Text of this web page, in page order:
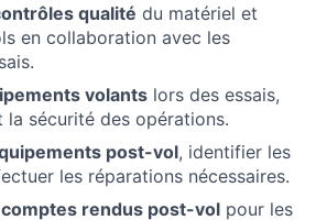
qualité du matériel et
en collaboration avec les
volants lors des essais,
la sécurité des opérations.
post-vol, identifier les
les réparations nécessaires.
rendus post-vol pour les